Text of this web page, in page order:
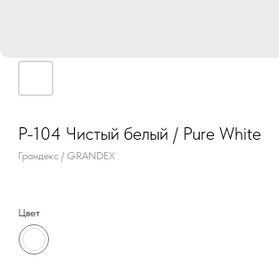
P-104 Чистый белый / Pure White
Грандекс / GRANDEX
Цвет